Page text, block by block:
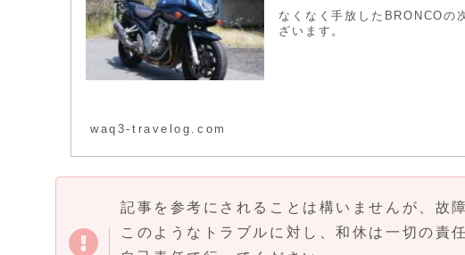
なくなく手放したBRONCO
ざいます。
waq3-travelog.com
記事を参考にされることは構いませんが、故
このようなトラブルに対し、和休は一切の責